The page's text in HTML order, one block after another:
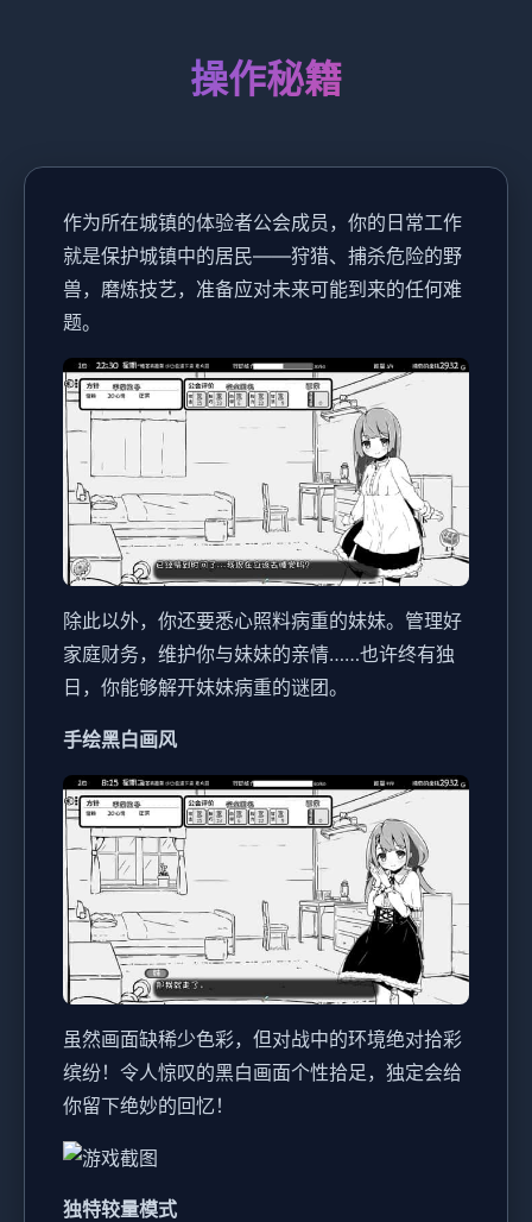
操作秘籍
作为所在城镇的体验者公会成员，你的日常工作
就是保护城镇中的居民——狩猎、捕杀危险的野
兽，磨炼技艺，准备应对未来可能到来的任何难
题。
除此以外，你还要悉心照料病重的妹妹。管理好
家庭财务，维护你与妹妹的亲情……也许终有独
日，你能够解开妹妹病重的谜团。
手绘黑白画风
虽然画面缺稀少色彩，但对战中的环境绝对拾彩
缤纷！令人惊叹的黑白画面个性拾足，独定会给
你留下绝妙的回忆！
独特较量模式